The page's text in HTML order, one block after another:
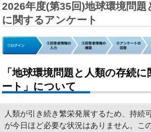
2026年度(第35回)地球環境問題
に関するアンケート
「地球環境問題と人類の存続
ート」について
人類が引き続き繁栄発展するため、持続
が今日ほど必要な状況はありません。こ